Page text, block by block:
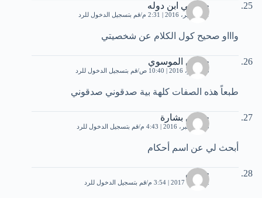
حسوني ابن دوله
21 سبتمبر، 2016 | 2:31 م قم بتسجيل الدخول للرد
واااو صحيح كول الكلام عن شخصيتي
حسين الموسوي
3 نوفمبر، 2016 | 10:40 ص قم بتسجيل الدخول للرد
طبعاً هذه الصفات كلهة بية صدقوني صدقوني
حسين بشارة
23 ديسمبر، 2016 | 4:43 م قم بتسجيل الدخول للرد
أبحث لي عن اسم أحكام
حسين
2 فبراير، 2017 | 3:54 م قم بتسجيل الدخول للرد